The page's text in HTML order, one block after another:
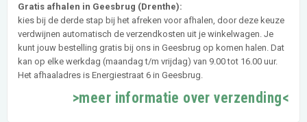
Gratis afhalen in Geesbrug (Drenthe):
kies bij de derde stap bij het afreken voor afhalen, door deze keuze
verdwijnen automatisch de verzendkosten uit je winkelwagen. Je
kunt jouw bestelling gratis bij ons in Geesbrug op komen halen. Dat
kan op elke werkdag (maandag t/m vrijdag) van 9.00 tot 16.00 uur.
Het afhaaladres is Energiestraat 6 in Geesbrug.
>meer informatie over verzending<